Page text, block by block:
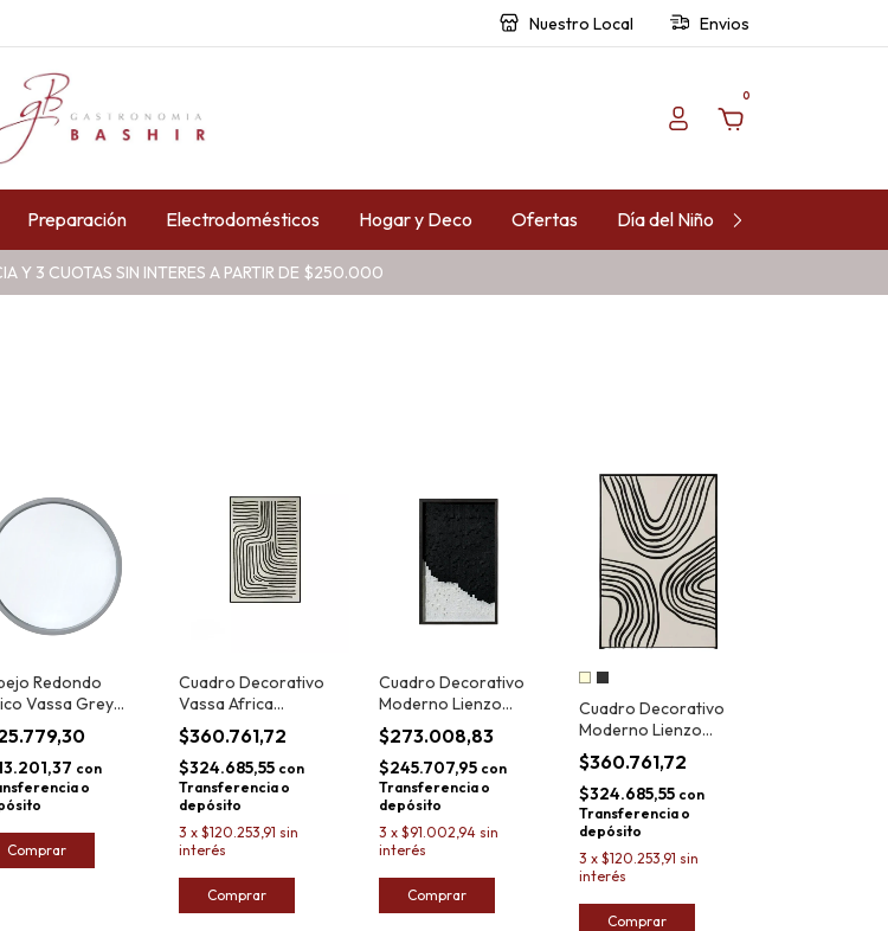
Nuestro Local Envios
0
Preparación Electrodomésticos Hogar y Deco Ofertas Día del Niño
Y 3 CUOTAS SIN INTERES A PARTIR DE $250.000
Redondo
Vassa Grey
60cm
con
o
Comprar
Cuadro Decorativo
Vassa Africa
Caminos 62x92cm
$360.761,72
$324.685,55 con
Transferencia o
depósito
3 x $120.253,91 sin
interés
Comprar
Cuadro Decorativo
Moderno Lienzo
Cutout Sky Brown
50x80cm
$273.008,83
$245.707,95 con
Transferencia o
depósito
3 x $91.002,94 sin
interés
Comprar
Cuadro Decorativo
Moderno Lienzo
62x92cm
$360.761,72
$324.685,55 con
Transferencia o
depósito
3 x $120.253,91 sin
interés
Comprar